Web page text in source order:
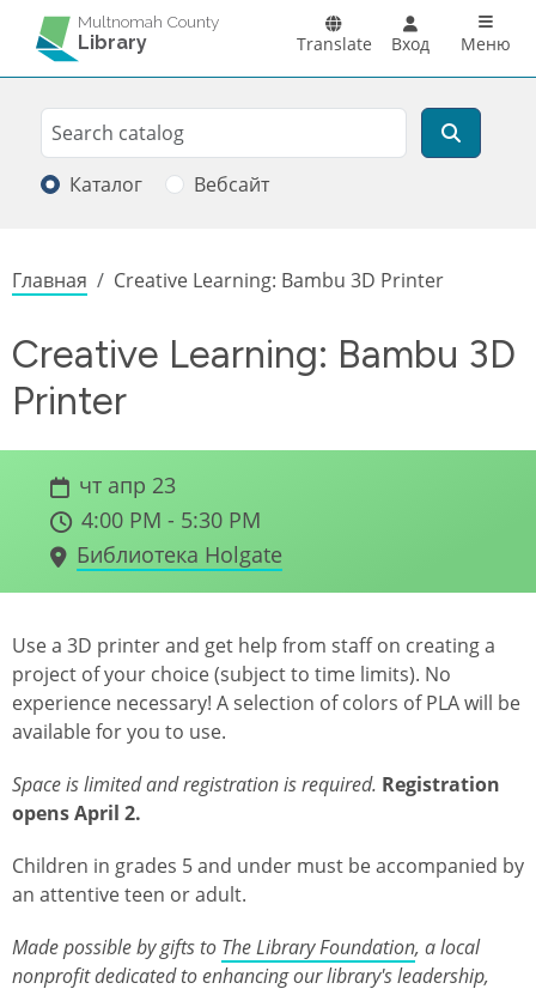
Перейти к основному содержанию
Multnomah County
Library Translate Вход Main
Меню
Search
Поиск
Каталог Вебсайт
Строка навигации
Главная Creative Learning: Bambu 3D Printer
Creative Learning: Bambu 3D
Printer
чт апр 23
4:00 PM - 5:30 PM
Библиотека Holgate
Use a 3D printer and get help from staff on creating a
project of your choice (subject to time limits). No
experience necessary! A selection of colors of PLA will be
available for you to use.
Space is limited and registration is required. Registration
opens April 2.
Children in grades 5 and under must be accompanied by
an attentive teen or adult.
Made possible by gifts to The Library Foundation, a local
nonprofit dedicated to enhancing our library's leadership,